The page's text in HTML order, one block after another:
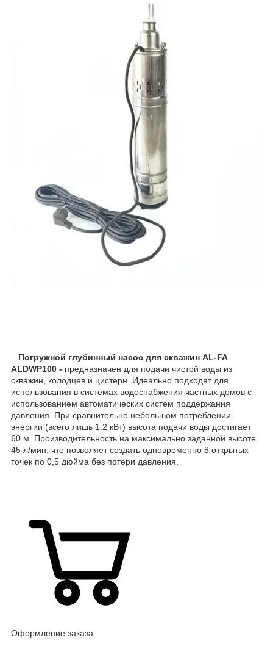
Погружной глубинный насос для скважин AL-FA
ALDWP100 - предназначен для подачи чистой воды из
скважин, колодцев и цистерн. Идеально подходят для
использования в системах водоснабжения частных домов с
использованием автоматических систем поддержания
давления. При сравнительно небольшом потреблении
энергии (всего лишь 1.2 кВт) высота подачи воды достигает
60 м. Производительность на максимально заданной высоте
45 л/мин, что позволяет создать одновременно 8 открытых
точек по 0,5 дюйма без потери давления.
Оформление заказа: